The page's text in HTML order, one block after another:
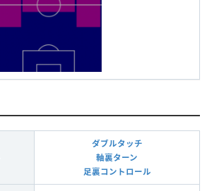
ダブルタッチ
軸裏ターン
足裏コントロール